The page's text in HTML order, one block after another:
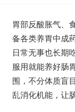
胃部反酸胀气、
备各类养胃中成
日常无事也长期
服用就能养好肠
围，不分体质盲
乱消化机能，让